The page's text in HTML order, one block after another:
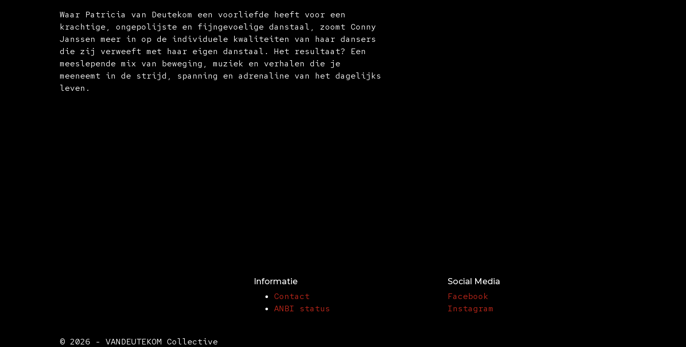
Waar Patricia van Deutekom een voorliefde heeft voor een
krachtige, ongepolijste en fijngevoelige danstaal, zoomt Conny
Janssen meer in op de individuele kwaliteiten van haar dansers
die zij verweeft met haar eigen danstaal. Het resultaat? Een
meeslepende mix van beweging, muziek en verhalen die je
meeneemt in de strijd, spanning en adrenaline van het dagelijks
leven.
Informatie
Contact
ANBI status
Social Media
Facebook
Instagram
© 2026 - VANDEUTEKOM Collective